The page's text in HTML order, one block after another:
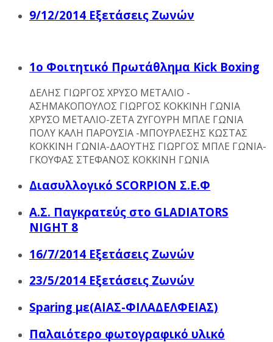
9/12/2014 Εξετάσεις Ζωνών
1ο Φοιτητικό Πρωτάθλημα Kick Boxing
ΔΕΛΗΣ ΓΙΩΡΓΟΣ ΧΡΥΣΟ ΜΕΤΑΛΙΟ -
ΑΣΗΜΑΚΟΠΟΥΛΟΣ ΓΙΩΡΓΟΣ ΚΟΚΚΙΝΗ ΓΩΝΙΑ
ΧΡΥΣΟ ΜΕΤΑΛΙΟ-ΖΕΤΑ ΖΥΓΟΥΡΗ ΜΠΛΕ ΓΩΝΙΑ
ΠΟΛΥ ΚΑΛΗ ΠΑΡΟΥΣΙΑ -ΜΠΟΥΡΛΕΣΗΣ ΚΩΣΤΑΣ
ΚΟΚΚΙΝΗ ΓΩΝΙΑ-ΔΑΟΥΤΗΣ ΓΙΩΡΓΟΣ ΜΠΛΕ ΓΩΝΙΑ-
ΓΚΟΥΦΑΣ ΣΤΕΦΑΝΟΣ ΚΟΚΚΙΝΗ ΓΩΝΙΑ
Διασυλλογικό SCORPION Σ.Ε.Φ
Α.Σ. Παγκρατεύς στο GLADIATORS
NIGHT 8
16/7/2014 Εξετάσεις Ζωνών
23/5/2014 Εξετάσεις Ζωνών
Sparing με(ΑΙΑΣ-ΦΙΛΑΔΕΛΦΕΙΑΣ)
Παλαιότερο φωτογραφικό υλικό